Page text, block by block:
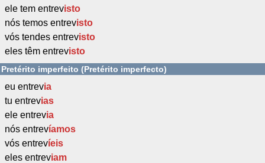
ele tem entrevisto
nós temos entrevisto
vós tendes entrevisto
eles têm entrevisto
Pretérito imperfeito (Pretérito imperfecto)
eu entrevia
tu entrevias
ele entrevia
nós entrevíamos
vós entrevíeis
eles entreviam